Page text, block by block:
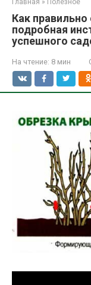
Главная » Полезное
Как
подробная
успешного
На чтение: 8 мин